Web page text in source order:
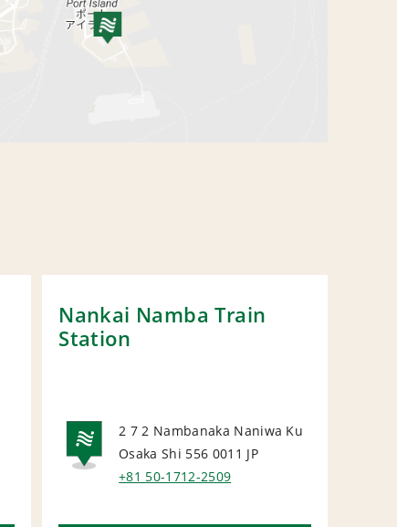
Nankai Namba Train
Station
NATIONAL
2 7 2 Nambanaka Naniwa Ku
Osaka Shi 556 0011 JP
+81 50-1712-2509